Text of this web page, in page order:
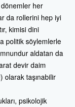
her
da rollerini hep iyi
kimisi dini
politik söylemlerle
aldatan da
devir daim
olarak taşınabilir
psikolojik